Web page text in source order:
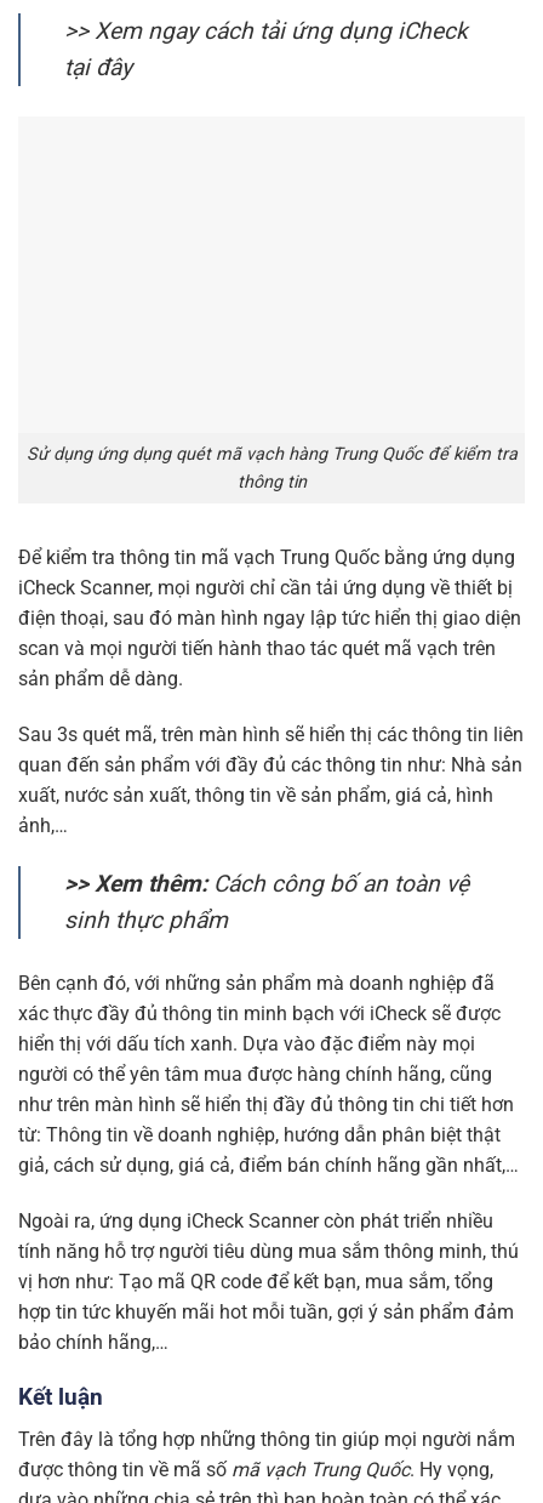
>> Xem ngay cách tải ứng dụng iCheck
tại đây
Sử dụng ứng dụng quét mã vạch hàng Trung Quốc để kiểm tra
thông tin
Để kiểm tra thông tin mã vạch Trung Quốc bằng ứng dụng
iCheck Scanner, mọi người chỉ cần tải ứng dụng về thiết bị
điện thoại, sau đó màn hình ngay lập tức hiển thị giao diện
scan và mọi người tiến hành thao tác quét mã vạch trên
sản phẩm dễ dàng.
Sau 3s quét mã, trên màn hình sẽ hiển thị các thông tin liên
quan đến sản phẩm với đầy đủ các thông tin như: Nhà sản
xuất, nước sản xuất, thông tin về sản phẩm, giá cả, hình
ảnh,…
>> Xem thêm:Cách công bố an toàn vệ
sinh thực phẩm
Bên cạnh đó, với những sản phẩm mà doanh nghiệp đã
xác thực đầy đủ thông tin minh bạch với iCheck sẽ được
hiển thị với dấu tích xanh. Dựa vào đặc điểm này mọi
người có thể yên tâm mua được hàng chính hãng, cũng
như trên màn hình sẽ hiển thị đầy đủ thông tin chi tiết hơn
từ: Thông tin về doanh nghiệp, hướng dẫn phân biệt thật
giả, cách sử dụng, giá cả, điểm bán chính hãng gần nhất,…
Ngoài ra, ứng dụng iCheck Scanner còn phát triển nhiều
tính năng hỗ trợ người tiêu dùng mua sắm thông minh, thú
vị hơn như: Tạo mã QR code để kết bạn, mua sắm, tổng
hợp tin tức khuyến mãi hot mỗi tuần, gợi ý sản phẩm đảm
bảo chính hãng,…
Kết luận
Trên đây là tổng hợp những thông tin giúp mọi người nắm
được thông tin về mã số mã vạch Trung Quốc. Hy vọng,